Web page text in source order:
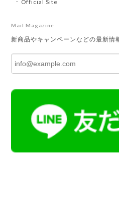
Official Site
Mail Magazine
新商品やキャンペーンなどの最新情